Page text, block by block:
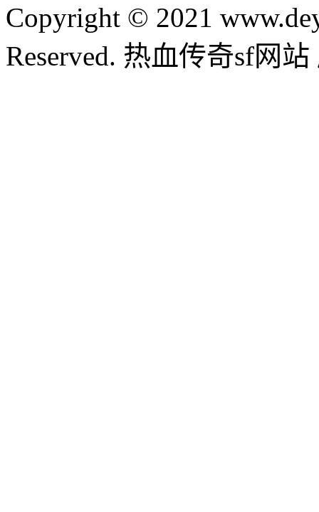
Copyright © 2021
Reserved. 热血传奇sf网